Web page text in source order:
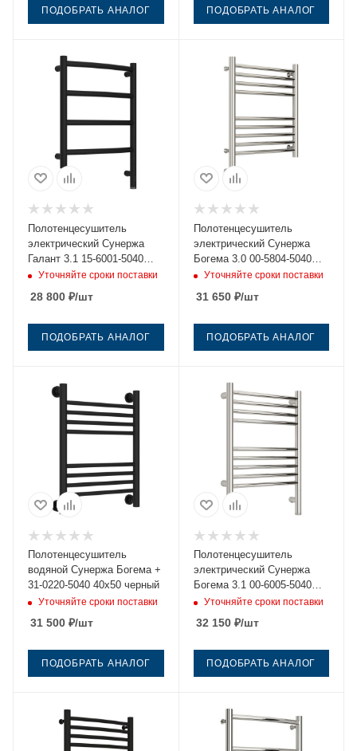
ПОДОБРАТЬ АНАЛОГ ПОДОБРАТЬ АНАЛОГ
Полотенцесушитель
электрический Сунержа
Галант 3.1 15-6001-5040
40х50 черный
Уточняйте сроки поставки
28 800 ₽/шт
ПОДОБРАТЬ АНАЛОГ
Полотенцесушитель
электрический Сунержа
Богема 3.0 00-5804-5040
40х50 нержавеющая сталь
Уточняйте сроки поставки
31 650₽/шт
ПОДОБРАТЬ АНАЛОГ
Полотенцесушитель
водяной Сунержа Богема +
31-0220-5040 40х50 черный
Уточняйте сроки поставки
31 500 ₽/шт
ПОДОБРАТЬ АНАЛОГ
Полотенцесушитель
электрический Сунержа
Богема 3.1 00-6005-5040
40х50 нержавеющая сталь
Уточняйте сроки поставки
32 150₽/шт
ПОДОБРАТЬ АНАЛОГ